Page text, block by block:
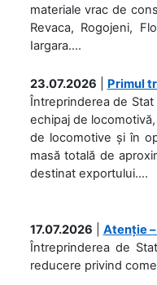
materiale vrac de
Revaca, Rogojeni,
Iargara....
23.07.2026
Primul
Întreprinderea de
echipaj de
de locomotive și în
masă totală de
destinat exportului....
17.07.2026
Atenție
Întreprinderea de
reducere privind